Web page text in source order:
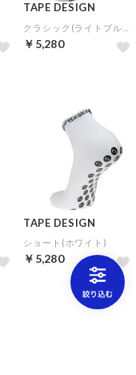
TAPE DESIGN
￥5,280
TAPE DESIGN
ショート(ホワイト)
￥5,280